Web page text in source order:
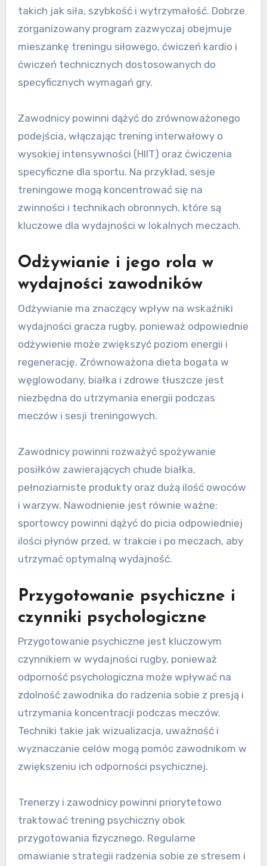
takich jak siła, szybkość i wytrzymałość. Dobrze
zorganizowany program zazwyczaj obejmuje
mieszankę treningu siłowego, ćwiczeń kardio i
ćwiczeń technicznych dostosowanych do
specyficznych wymagań gry.
Zawodnicy powinni dążyć do zrównoważonego
podejścia, włączając trening interwałowy o
wysokiej intensywności (HIIT) oraz ćwiczenia
specyficzne dla sportu. Na przykład, sesje
treningowe mogą koncentrować się na
zwinności i technikach obronnych, które są
kluczowe dla wydajności w lokalnych meczach.
Odżywianie i jego rola w
wydajności zawodników
Odżywianie ma znaczący wpływ na wskaźniki
wydajności gracza rugby, ponieważ odpowiednie
odżywienie może zwiększyć poziom energii i
regenerację. Zrównoważona dieta bogata w
węglowodany, białka i zdrowe tłuszcze jest
niezbędna do utrzymania energii podczas
meczów i sesji treningowych.
Zawodnicy powinni rozważyć spożywanie
posiłków zawierających chude białka,
pełnoziarniste produkty oraz dużą ilość owoców
i warzyw. Nawodnienie jest równie ważne;
sportowcy powinni dążyć do picia odpowiedniej
ilości płynów przed, w trakcie i po meczach, aby
utrzymać optymalną wydajność.
Przygotowanie psychiczne i
czynniki psychologiczne
Przygotowanie psychiczne jest kluczowym
czynnikiem w wydajności rugby, ponieważ
odporność psychologiczna może wpływać na
zdolność zawodnika do radzenia sobie z presją i
utrzymania koncentracji podczas meczów.
Techniki takie jak wizualizacja, uważność i
wyznaczanie celów mogą pomóc zawodnikom w
zwiększeniu ich odporności psychicznej.
Trenerzy i zawodnicy powinni priorytetowo
traktować trening psychiczny obok
przygotowania fizycznego. Regularne
omawianie strategii radzenia sobie ze stresem i